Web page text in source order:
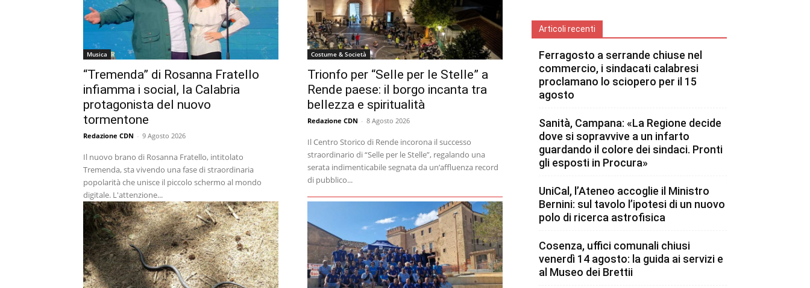
Musica
“Tremenda” di Rosanna Fratello
infiamma i social, la Calabria
protagonista del nuovo
tormentone
Redazione CDN - 9 Agosto 2026
Il nuovo brano di Rosanna Fratello, intitolato
Tremenda, sta vivendo una fase di straordinaria
popolarità che unisce il piccolo schermo al mondo
digitale. L'attenzione...
Costume & Società
Trionfo per “Selle per le Stelle” a
Rende paese: il borgo incanta tra
bellezza e spiritualità
Redazione CDN - 8 Agosto 2026
Il Centro Storico di Rende incorona il successo
straordinario di “Selle per le Stelle”, regalando una
serata indimenticabile segnata da un’affluenza record
di pubblico...
Articoli recenti
Ferragosto a serrande chiuse nel
commercio, i sindacati calabresi
proclamano lo sciopero per il 15
agosto
Sanità, Campana: «La Regione decide
dove si sopravvive a un infarto
guardando il colore dei sindaci. Pronti
gli esposti in Procura»
UniCal, l’Ateneo accoglie il Ministro
Bernini: sul tavolo l’ipotesi di un nuovo
polo di ricerca astrofisica
Cosenza, uffici comunali chiusi
venerdì 14 agosto: la guida ai servizi e
al Museo dei Brettii